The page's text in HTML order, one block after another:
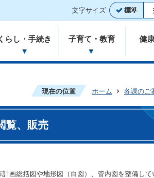
文字サイズ
らし・手続き 子育て・教育 健
現在の位置 ホーム 各課のご
覧、販売
画総括図や地形図（白図）、管内図を整備して